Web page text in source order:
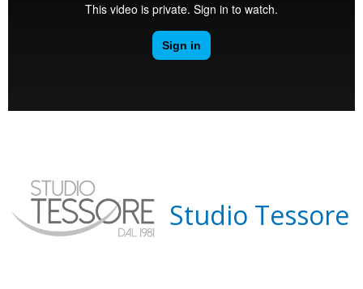
Studio Tessore